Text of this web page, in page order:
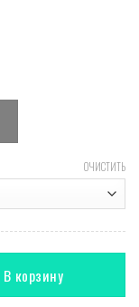
ОЧИСТИТЬ
В корзину